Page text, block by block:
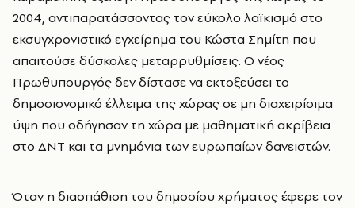
2004, αντιπαρατάσσοντας τον εύκολο λαϊκισμό στο
εκσυγχρονιστικό εγχείρημα του Κώστα Σημίτη που
απαιτούσε δύσκολες μεταρρυθμίσεις. Ο νέος
Πρωθυπουργός δεν δίστασε να εκτοξεύσει το
δημοσιονομικό έλλειμα της χώρας σε μη διαχειρίσιμα
ύψη που οδήγησαν τη χώρα με μαθηματική ακρίβεια
στο ΔΝΤ και τα μνημόνια των ευρωπαίων δανειστών.
Όταν η διασπάθιση του δημοσίου χρήματος έφερε τον